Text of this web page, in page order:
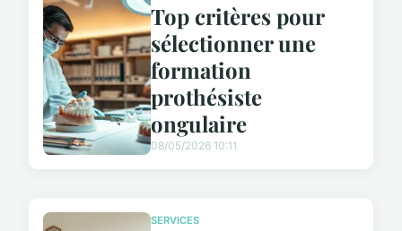
Top critères pour
sélectionner une
formation
prothésiste
ongulaire
08/05/2026 10:11
SERVICES